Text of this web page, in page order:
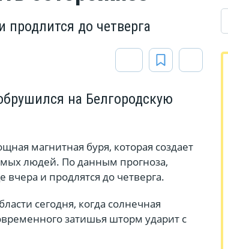
продлится до четверга
на Белгородскую
магнитная буря, которая создает
людей. По данным прогноза,
и продлятся до четверга.
сегодня, когда солнечная
затишья шторм ударит с